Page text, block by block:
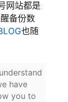
网站都是
备份数
也随
have
you to